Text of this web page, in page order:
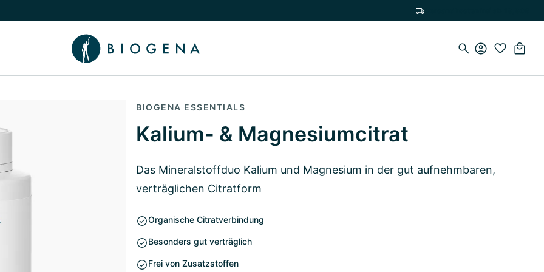
Wissen umschalten
BIOGENA ESSENTIALS
Kalium- & Magnesiumcitrat
Das Mineralstoffduo Kalium und Magnesium in der gut aufnehmbaren,
verträglichen Citratform
Organische Citratverbindung
Besonders gut verträglich
Frei von Zusatzstoffen